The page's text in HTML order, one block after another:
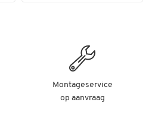
Montageservice
op aanvraag